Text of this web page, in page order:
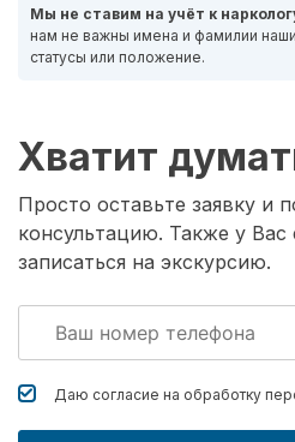
Мы не ставим на учёт к
нам не важны имена и фамилии
статусы или положение.
Хватит
Просто оставьте заявку и
консультацию. Также у Вас
записаться на экскурсию.
Даю согласие на обработку